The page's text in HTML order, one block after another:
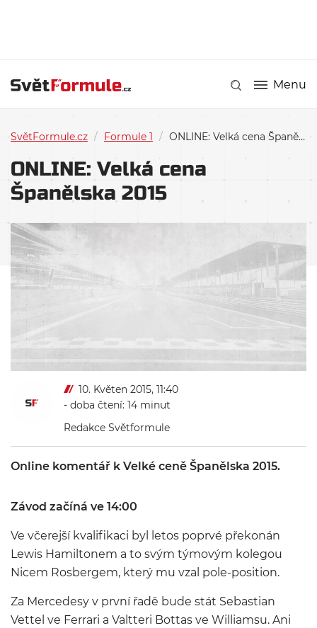
Menu
SvětFormule.cz / Formule 1 / ONLINE: Velká cena Španělska 2015
ONLINE: Velká cena
Španělska 2015
10. Květen 2015, 11:40
- doba čtení: 14 minut
Redakce Světformule
Online komentář k Velké ceně Španělska 2015.
Závod začíná ve 14:00
Ve včerejší kvalifikaci byl letos poprvé překonán
Lewis Hamiltonem a to svým týmovým kolegou
Nicem Rosbergem, který mu vzal pole-position.
Za Mercedesy v první řadě bude stát Sebastian
Vettel ve Ferrari a Valtteri Bottas ve Williamsu. Ani